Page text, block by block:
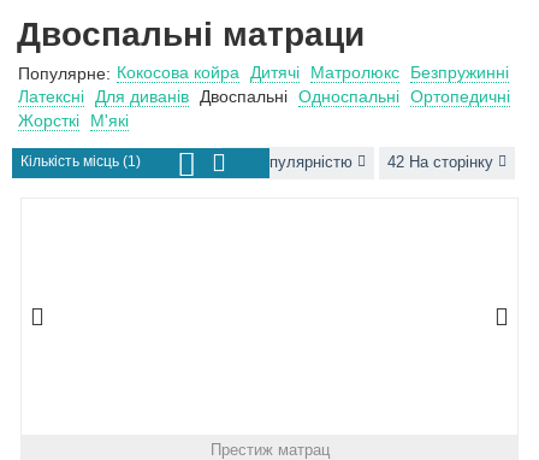
Двоспальні матраци
Популярне: Кокосова койра Дитячі Матролюкс
Безпружинні
Латексні
Для диванів Двоспальні Односпальні Ортопедичні
Жорсткі
М'які
Кількість місць (1) За популярністю 42 На сторінку
Престиж матрац